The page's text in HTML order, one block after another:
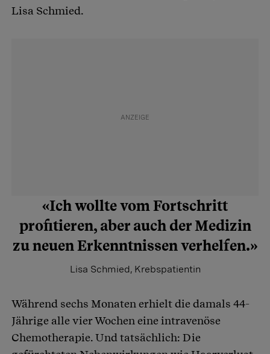
Lisa Schmied.
«Ich wollte vom Fortschritt
profitieren, aber auch der Medizin
zu neuen Erkenntnissen verhelfen.»
Lisa Schmied, Krebspatientin
Während sechs Monaten erhielt die damals 44-
Jährige alle vier Wochen eine intravenöse
Chemotherapie. Und tatsächlich: Die